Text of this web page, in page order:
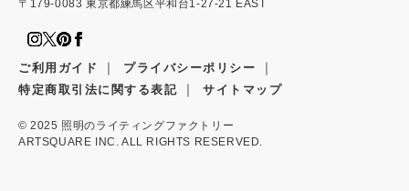
〒179-0083 東京都練馬区平和台1-27-21 EAST
ご利用ガイド ｜ プライバシーポリシー ｜
特定商取引法に関する表記 ｜ サイトマップ
© 2025 照明のライティングファクトリー
ARTSQUARE INC. ALL RIGHTS RESERVED.